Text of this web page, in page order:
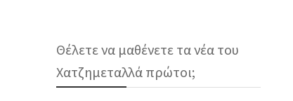
Θέλετε να μαθένετε τα νέα του
Χατζημεταλλά πρώτοι;